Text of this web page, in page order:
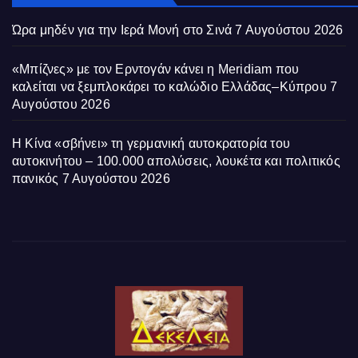
Ώρα μηδέν για την Ιερά Μονή στο Σινά 7 Αυγούστου 2026
«Μπίζνες» με τον Ερντογάν κάνει η Meridiam που
καλείται να ξεμπλοκάρει το καλώδιο Ελλάδας–Κύπρου 7
Αυγούστου 2026
Η Κίνα «σβήνει» τη γερμανική αυτοκρατορία του
αυτοκινήτου – 100.000 απολύσεις, λουκέτα και πολιτικός
πανικός 7 Αυγούστου 2026